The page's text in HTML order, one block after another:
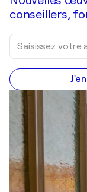
conseillers,